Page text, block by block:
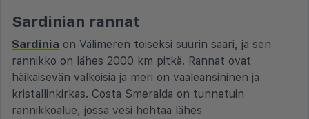
Sardinian rannat
Sardinia on Välimeren toiseksi suurin saari, ja sen
rannikko on lähes 2000 km pitkä. Rannat ovat
häikäisevän valkoisia ja meri on vaaleansininen ja
kristallinkirkas. Costa Smeralda on tunnetuin
rannikkoalue, jossa vesi hohtaa lähes